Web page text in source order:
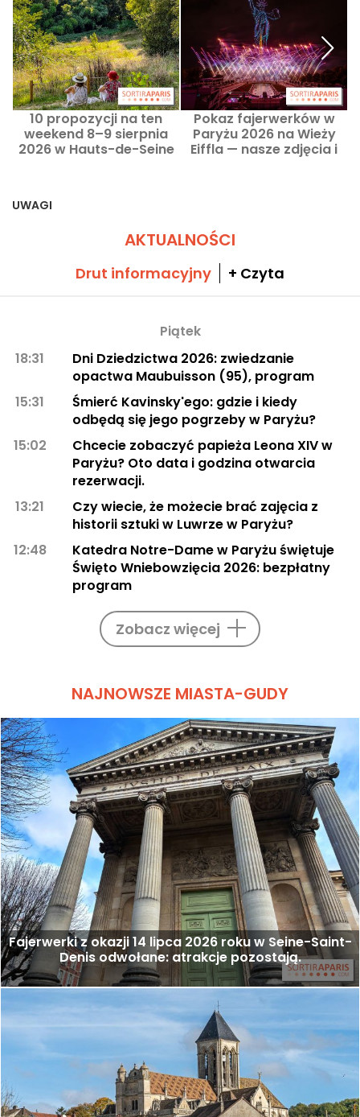
10 propozycji na ten
weekend 8–9 sierpnia
2026 w Hauts-de-Seine
Pokaz fajerwerków w
Paryżu 2026 na Wieży
Eiffla — nasze zdjęcia i
UWAGI
AKTUALNOŚCI
Drut informacyjny + Czyta
Piątek
18:31
Dni Dziedzictwa 2026: zwiedzanie
opactwa Maubuisson (95), program
15:31
Śmierć Kavinsky'ego: gdzie i kiedy
odbędą się jego pogrzeby w Paryżu?
15:02
Chcecie zobaczyć papieża Leona XIV w
Paryżu? Oto data i godzina otwarcia
rezerwacji.
13:21
Czy wiecie, że możecie brać zajęcia z
historii sztuki w Luwrze w Paryżu?
12:48
Katedra Notre-Dame w Paryżu świętuje
Święto Wniebowzięcia 2026: bezpłatny
program
Zobacz więcej
NAJNOWSZE MIASTA-GUDY
Fajerwerki z okazji 14 lipca 2026 roku w Seine-Saint-
Denis odwołane: atrakcje pozostają.